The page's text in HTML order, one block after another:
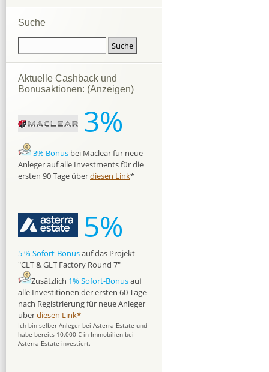
Suche
Aktuelle Cashback und
Bonusaktionen: (Anzeigen)
3%
3% Bonus bei Maclear für neue
Anleger auf alle Investments für die
ersten 90 Tage überdiesen Link*
5%
5 % Sofort-Bonusauf das Projekt
"CLT & GLT Factory Round 7"
Zusätzlich 1% Sofort-Bonusauf
alle Investitionen der ersten 60 Tage
nach Registrierung für neue Anleger
überdiesen Link*
Ich bin selber Anleger bei Asterra Estate und
habe bereits 10.000 € in Immobilien bei
Asterra Estate investiert.